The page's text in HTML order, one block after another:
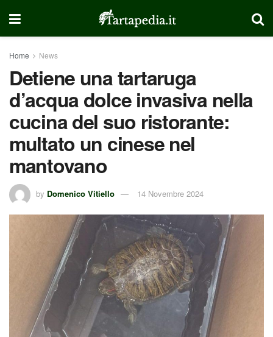
Home News
Detiene una tartaruga
d’acqua dolce invasiva nella
cucina del suo ristorante:
multato un cinese nel
mantovano
by Domenico Vitiello 14 Novembre 2024